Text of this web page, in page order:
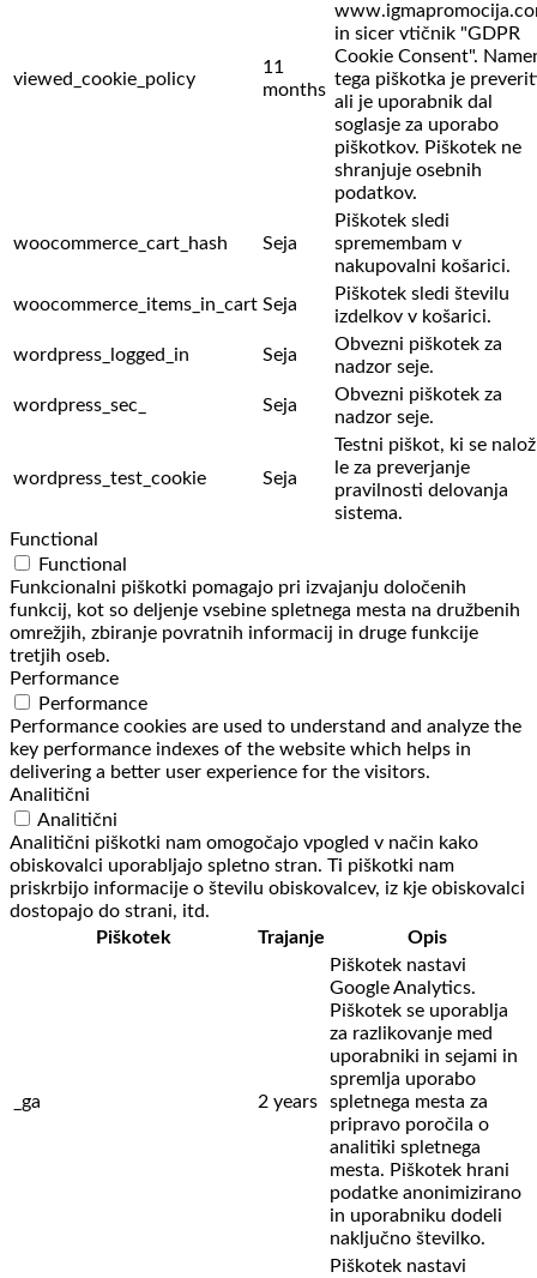
viewed_cookie_policy
11
months
in sicer vtičnik "GDPR
Cookie Consent".
tega piškotka je
ali je uporabnik dal
soglasje za uporabo
piškotkov. Piškotek ne
shranjuje osebnih
podatkov.
woocommerce_cart_hash Seja
Piškotek sledi
spremembam v
nakupovalni košarici.
woocommerce_items_in_cart Seja
Piškotek sledi številu
izdelkov v košarici.
wordpress_logged_in
Seja
Obvezni piškotek za
nadzor seje.
wordpress_sec_
Seja
Obvezni piškotek za
nadzor seje.
wordpress_test_cookie Seja
Testni piškot, ki se
le za preverjanje
pravilnosti delovanja
sistema.
Functional
Functional
Funkcionalni piškotki pomagajo pri izvajanju določenih
funkcij, kot so deljenje vsebine spletnega mesta na družbenih
omrežjih, zbiranje povratnih informacij in druge funkcije
tretjih oseb.
Performance
Performance
Performance cookies are used to understand and analyze the
key performance indexes of the website which helps in
delivering a better user experience for the visitors.
Analitični
Analitični
Analitični piškotki nam omogočajo vpogled v način kako
obiskovalci uporabljajo spletno stran. Ti piškotki nam
priskrbijo informacije o številu obiskovalcev, iz kje obiskovalci
dostopajo do strani, itd.
Piškotek
Trajanje Opis
_ga 2 years
Piškotek nastavi
Google Analytics.
Piškotek se uporablja
za razlikovanje med
uporabniki in sejami in
spremlja uporabo
spletnega mesta za
pripravo poročila o
analitiki spletnega
mesta. Piškotek hrani
podatke anonimizirano
in uporabniku dodeli
naključno številko.
Piškotek nastavi